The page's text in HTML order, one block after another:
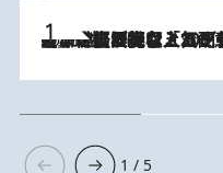
2026.8.5
【なぜ吉沢亮は「気配を消せる」のか？】興行収入208億の『国宝』を経て挑むミュージカル『ディア・エヴァン・ハンセン』。トップ俳優が舞台上でさらけ出した“孤独”とは
1 / 5